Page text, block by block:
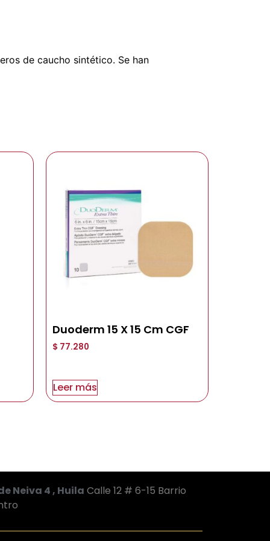
de caucho sintético. Se han
Duoderm 15 X 15 Cm CGF
$ 77.280
Leer más
Neiva 4 , Huila Calle 12 # 6-15 Barrio